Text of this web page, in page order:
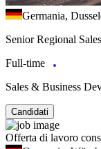
Germania,
Senior Regional
Full-time
Sales & Business
Candidati
Offerta di lavoro